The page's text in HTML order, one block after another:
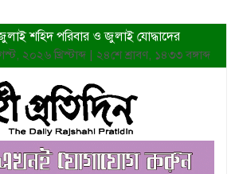
শহিদ পরিবার ও জুলাই যোদ্ধাদের
এখনো পূরণ হয়নি: ডা. শফিকুর রহমান
রাখতে যে ৫ কাজ করবেন
জাদুঘরের দুয়ার খুলেছে উদ্বোধন করলেন
নতুন সিনেমার লুক
নেইমারের দুর্দান্ত অ্যাসিস্টে সান্তোস
২০২৬ খ্রিস্টাব্দ | ২৪শে শ্রাবণ, ১৪৩৩ বঙ্গাব্দ